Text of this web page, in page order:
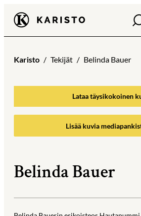
Siirry
suoraan
sisältöön
Karisto
Karisto Tekijät Belinda Bauer
Lataa täysikokoinen
Lisää kuvia
Belinda Bauer